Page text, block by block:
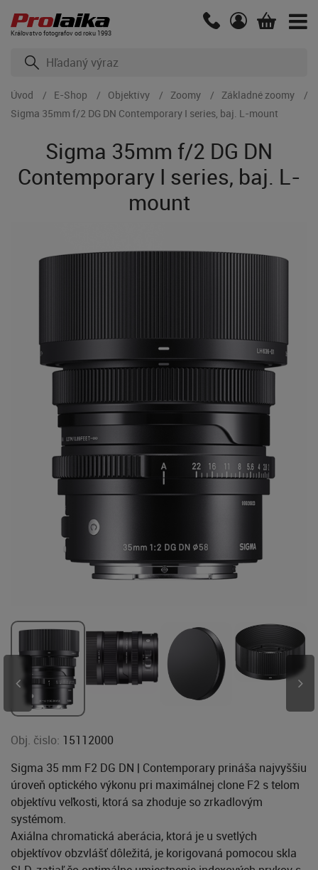
Kráľovstvo fotografov od roku 1993
Úvod E-Shop Objektívy Zoomy
Základné zoomy
Sigma 35mm f/2 DG DN Contemporary I series, baj. L-mount
Sigma 35mm f/2 DG DN
Contemporary I series, baj. L-
mount
Obj. čislo: 15112000
Sigma 35 mm F2 DG DN | Contemporary prináša najvyššiu
úroveň optického výkonu pri maximálnej clone F2 s telom
objektívu veľkosti, ktorá sa zhoduje so zrkadlovým
systémom.
Axiálna chromatická aberácia, ktorá je u svetlých
objektívov obzvlášť dôležitá, je korigovaná pomocou skla